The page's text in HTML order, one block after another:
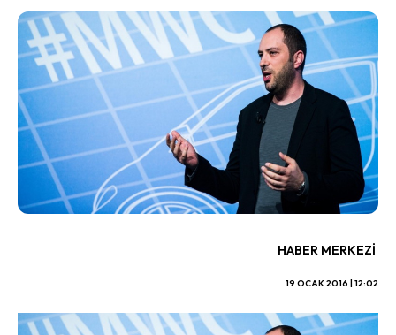
HABER MERKEZI
19 OCAK 2016 | 12:02